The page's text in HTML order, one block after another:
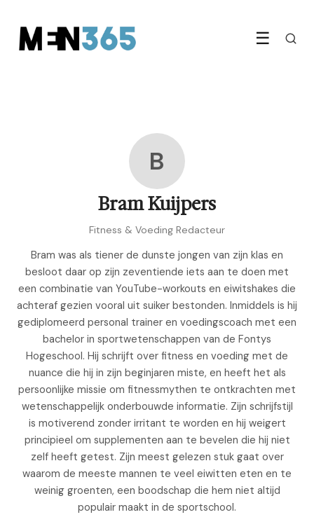
☰
B
Bram Kuijpers
Fitness & Voeding Redacteur
Bram was als tiener de dunste jongen van zijn klas en
besloot daar op zijn zeventiende iets aan te doen met
een combinatie van YouTube-workouts en eiwitshakes die
achteraf gezien vooral uit suiker bestonden. Inmiddels is hij
gediplomeerd personal trainer en voedingscoach met een
bachelor in sportwetenschappen van de Fontys
Hogeschool. Hij schrijft over fitness en voeding met de
nuance die hij in zijn beginjaren miste, en heeft het als
persoonlijke missie om fitnessmythen te ontkrachten met
wetenschappelijk onderbouwde informatie. Zijn schrijfstijl
is motiverend zonder irritant te worden en hij weigert
principieel om supplementen aan te bevelen die hij niet
zelf heeft getest. Zijn meest gelezen stuk gaat over
waarom de meeste mannen te veel eiwitten eten en te
weinig groenten, een boodschap die hem niet altijd
populair maakt in de sportschool.